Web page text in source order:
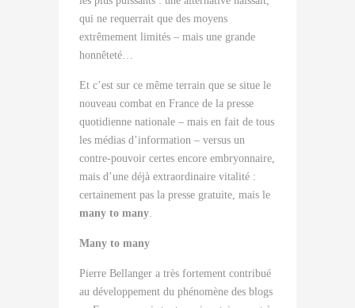
qui ne requerrait que des moyens
extrêmement limités – mais une grande
honnêteté…
Et c’est sur ce même terrain que se situe le
nouveau combat en France de la presse
quotidienne nationale – mais en fait de tous
les médias d’information – versus un
contre-pouvoir certes encore embryonnaire,
mais d’une déjà extraordinaire vitalité :
certainement pas la presse gratuite, mais le
many to many
Many to many
Pierre Bellanger a très fortement contribué
au développement du phénomène des blogs